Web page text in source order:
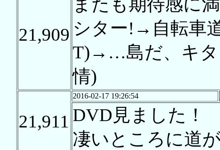
21,909
またも期待感に
シター!→自転車
T)→…島だ、キタ
情)
21,911
2016-02-17 19:26:54
DVD見ました！
凄いところに道